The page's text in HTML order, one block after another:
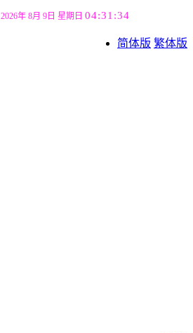
2026年 8月 9日 星期日 04:31:35
简体版 繁体版